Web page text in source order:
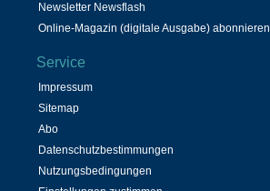
Newsletter Newsflash
Online-Magazin (digitale Ausgabe) abonnieren
Service
Impressum
Sitemap
Abo
Datenschutzbestimmungen
Nutzungsbedingungen